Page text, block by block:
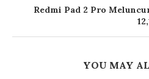
Redmi Pad 2 Pro
YOU MAY